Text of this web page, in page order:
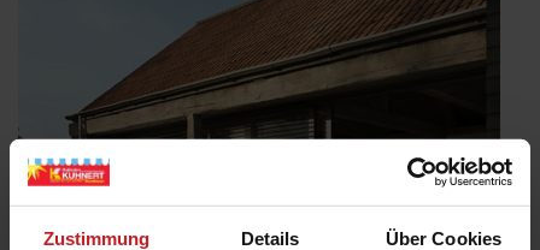
Zustimmung Details Über Cookies